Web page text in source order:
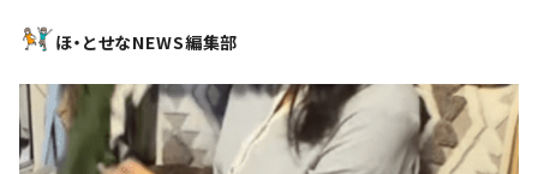
ほ・とせなNEWS編集部